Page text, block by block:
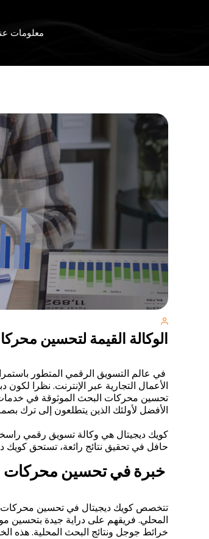
معلومات
الوكالة القيمة لتحسين
في عالم التسويق الرقمي المتطور
الأعمال التجارية عبر الإنترنت. نظرا
تحسين محركات البحث الموثوقة في خدمات
الأفضل لأولئك الذين يتطلعون إلى ترك
كويك ديجيتال هي وكالة تسويق رقمي
حافل في تحقيق نتائج رائعة، تستحق كويك
خبرة في تحسين محركات
تتخصص كويك ديجيتال في تحسين محركات
المحلي. فريقهم على دراية جيدة بتحسين
خرائط جوجل ونتائج البحث المحلية. هذه